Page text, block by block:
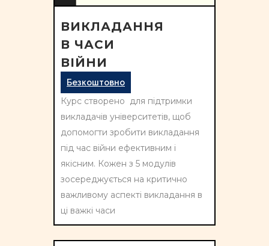
ВИКЛАДАННЯ
В ЧАСИ
ВІЙНИ
Безкоштовно
Курс створено для підтримки
викладачів університетів, щоб
допомогти зробити викладання
під час війни ефективним і
якісним. Кожен з 5 модулів
зосереджується на критично
важливому аспекті викладання в
ці важкі часи